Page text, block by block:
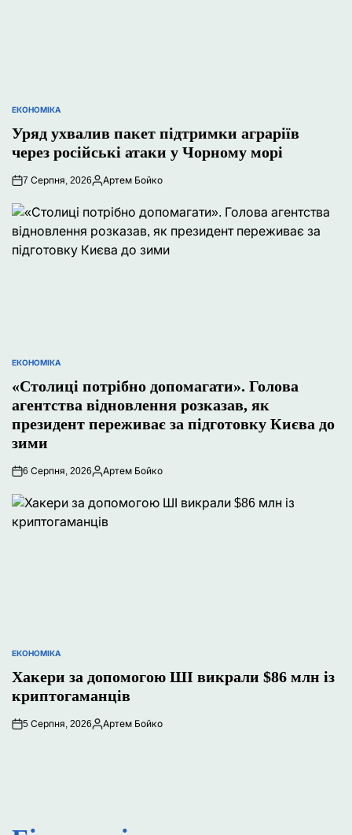
ОПУБЛІКУВАТИ
ЕКОНОМІКА
Уряд ухвалив пакет підтримки аграріїв
через російські атаки у Чорному морі
7 Серпня, 2026
Опубліковано
Артем Бойко
ОПУБЛІКУВАТИ
ЕКОНОМІКА
«Столиці потрібно допомагати». Голова
агентства відновлення розказав, як
президент переживає за підготовку Києва до
зими
6 Серпня, 2026
Опубліковано
Артем Бойко
ОПУБЛІКУВАТИ
ЕКОНОМІКА
Хакери за допомогою ШІ викрали $86 млн із
криптогаманців
5 Серпня, 2026
Опубліковано
Артем Бойко